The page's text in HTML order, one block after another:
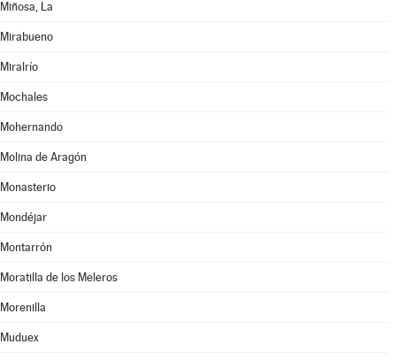
Miñosa, La
Mirabueno
Miralrío
Mochales
Mohernando
Molina de Aragón
Monasterio
Mondéjar
Montarrón
Moratilla de los Meleros
Morenilla
Muduex